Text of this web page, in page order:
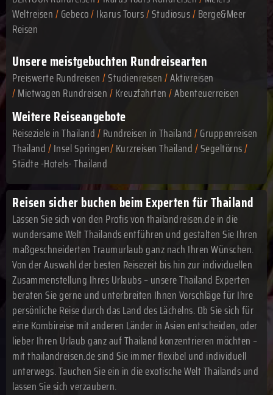
Weltreisen/Gebeco/Ikarus Tours/Studiosus/Berge&Meer
Reisen
Unsere meistgebuchten Rundreisearten
Preiswerte Rundreisen/Studienreisen/Aktivreisen
/Mietwagen Rundreisen/Kreuzfahrten/Abenteuerreisen
Weitere Reiseangebote
Reiseziele in Thailand/Rundreisen in Thailand/Gruppenreisen
Thailand/Insel Springen/Kurzreisen Thailand/Segeltörns/
Städte -Hotels- Thailand
Reisen sicher buchen beim Experten für Thailand
Lassen Sie sich von den Profis von thailandreisen.de in die
wundersame Welt Thailands entführen und gestalten Sie Ihren
maßgeschneiderten Traumurlaub ganz nach Ihren Wünschen.
Von der Auswahl der besten Reisezeit bis hin zur individuellen
Zusammenstellung Ihres Urlaubs – unsere Thailand Experten
beraten Sie gerne und unterbreiten Ihnen Vorschläge für Ihre
persönliche Reise durch das Land des Lächelns. Ob Sie sich für
eine Kombireise mit anderen Länder in Asien entscheiden, oder
lieber Ihren Urlaub ganz auf Thailand konzentrieren möchten –
mit thailandreisen.de sind Sie immer flexibel und individuell
unterwegs. Tauchen Sie ein in die exotische Welt Thailands und
lassen Sie sich verzaubern.